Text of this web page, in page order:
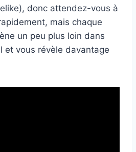
donc attendez-vous à
mais chaque
un peu plus loin dans
et vous révèle davantage